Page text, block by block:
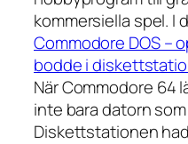
kommersiella spel. I
Commodore DOS –
bodde i
När Commodore 64
inte bara datorn
Diskettstationen